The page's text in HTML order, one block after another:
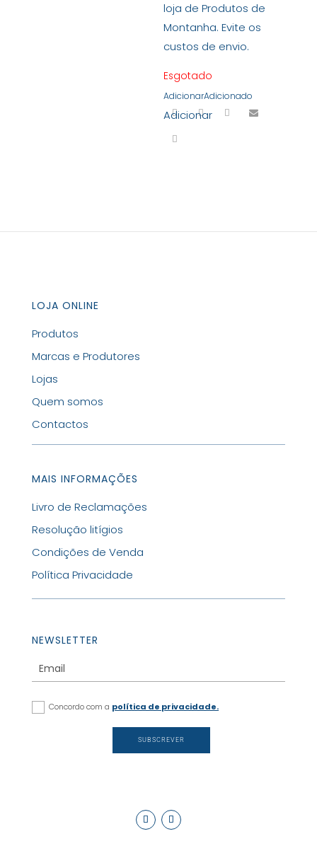
loja de Produtos de
Montanha. Evite os
custos de envio.
Esgotado
AdicionarAdicionado
Adicionar
LOJA ONLINE
Produtos
Marcas e Produtores
Lojas
Quem somos
Contactos
MAIS INFORMAÇÕES
Livro de Reclamações
Resolução litígios
Condições de Venda
Política Privacidade
NEWSLETTER
Concordo com a política de privacidade.
SUBSCREVER